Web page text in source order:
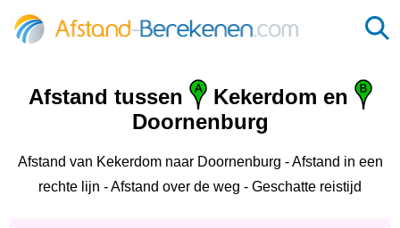
Afstand tussen
Kekerdom en
Doornenburg
Afstand van Kekerdom naar Doornenburg - Afstand in een
rechte lijn - Afstand over de weg - Geschatte reistijd